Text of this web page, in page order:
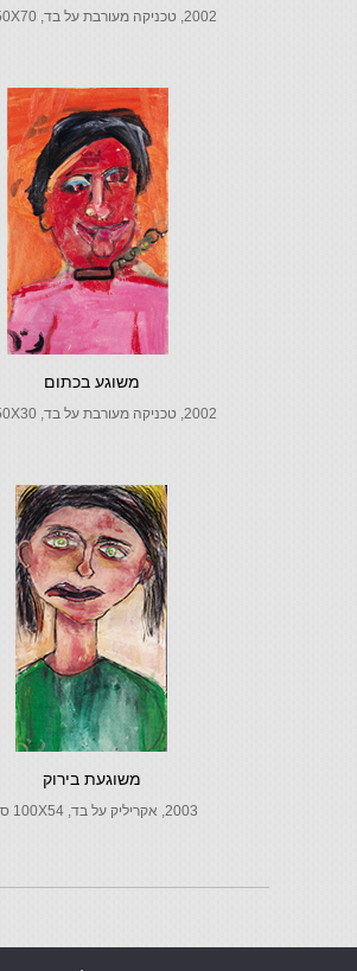
2002, טכניקה מעורבת על בד, 50X70 ס"מ
משוגע בכתום
2002, טכניקה מעורבת על בד, 50X30 ס"מ
משוגעת בירוק
2003, אקריליק על בד, 100X54 ס"מ